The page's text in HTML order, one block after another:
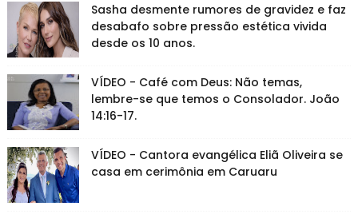
Sasha desmente rumores de gravidez e faz
desabafo sobre pressão estética vivida
desde os 10 anos.
VÍDEO - Café com Deus: Não temas,
lembre-se que temos o Consolador. João
14:16-17.
VÍDEO - Cantora evangélica Eliã Oliveira se
casa em cerimônia em Caruaru